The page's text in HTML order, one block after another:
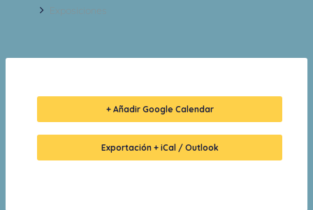
Exposiciones
+ Añadir Google Calendar
Exportación + iCal / Outlook